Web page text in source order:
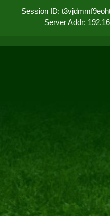
Session ID:
Server Addr: